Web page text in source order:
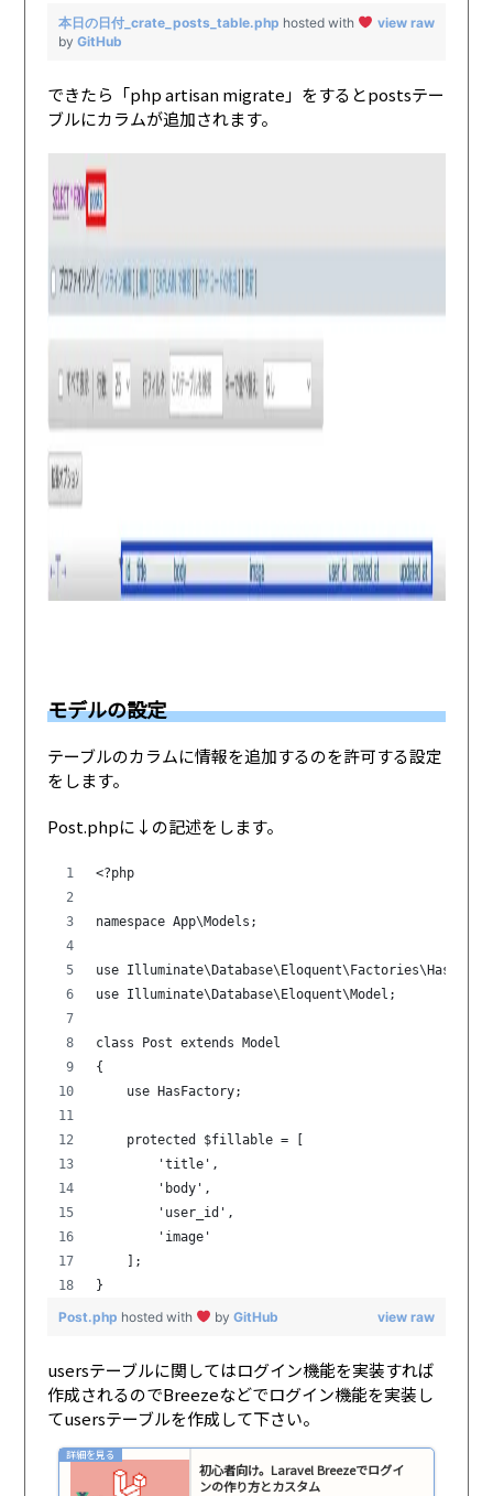
view raw
本日の日付_crate_posts_table.php hosted with
byGitHub
できたら「php artisan migrate」をするとpostsテー
ブルにカラムが追加されます。
モデルの設定
テーブルのカラムに情報を追加するのを許可する設定
をします。
Post.phpに↓の記述をします。
<?php
namespace App\Models;
use
use Illuminate\Database\Eloquent\Model;
class Post extends Model
{
    use HasFactory;
    protected $fillable = [
        'title',
        'body',
        'user_id',
        'image'
    ];
}
view raw
Post.php hosted with byGitHub
usersテーブルに関してはログイン機能を実装すれば
作成されるのでBreezeなどでログイン機能を実装し
てusersテーブルを作成して下さい。
初心者向け。Laravel Breezeでログイ
ンの作り方とカスタム